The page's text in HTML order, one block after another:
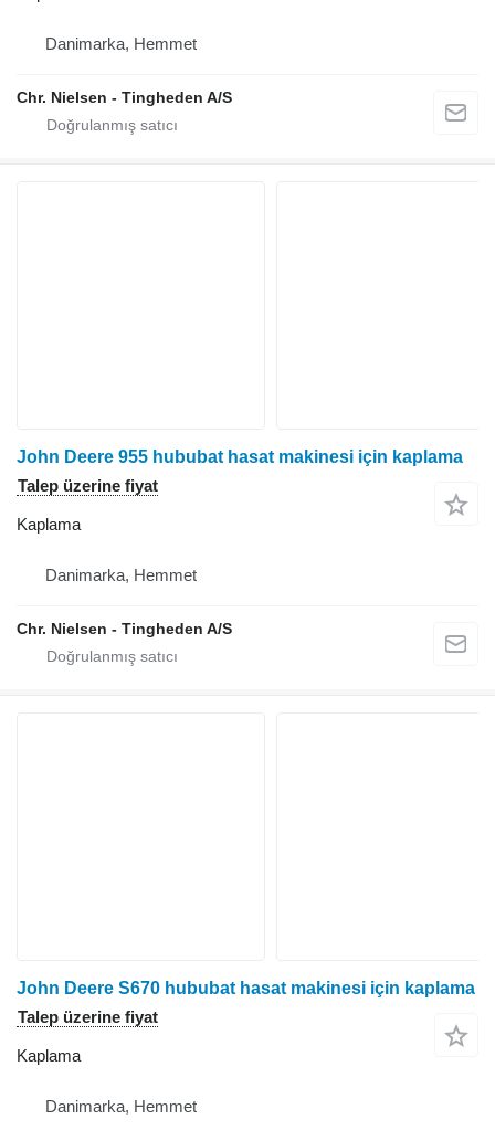
Danimarka, Hemmet
Chr. Nielsen - Tingheden A/S
John Deere 955 hububat hasat makinesi için kaplama
Talep üzerine fiyat
Kaplama
Danimarka, Hemmet
Chr. Nielsen - Tingheden A/S
John Deere S670 hububat hasat makinesi için kaplama
Talep üzerine fiyat
Kaplama
Danimarka, Hemmet